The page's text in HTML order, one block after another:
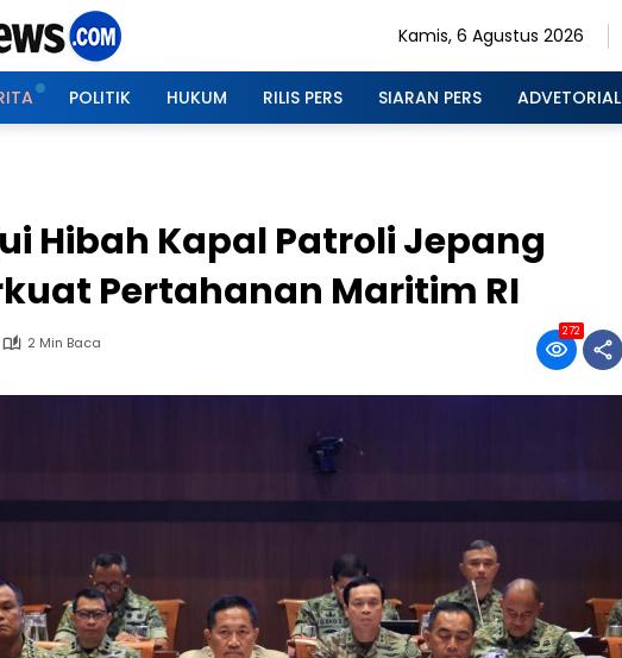
Kamis, 6 Agustus 2026
POLITIK HUKUM RILIS PERS SIARAN PERS ADVETORIAL
Hibah Kapal Patroli Jepang
Pertahanan Maritim RI
2 Min Baca
272